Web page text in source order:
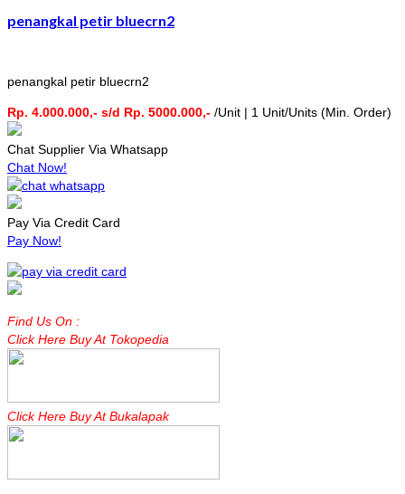
penangkal petir bluecrn2
penangkal petir bluecrn2
Rp. 4.000.000,- s/d Rp. 5000.000,- /Unit | 1 Unit/Units (Min. Order)
Chat Supplier Via Whatsapp
Chat Now!
Pay Via Credit Card
Pay Now!
Find Us On :
Click Here Buy At Tokopedia
Click Here Buy At Bukalapak